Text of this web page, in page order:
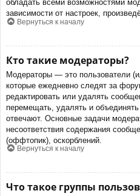
обладать всеми возможностями
зависимости от настроек,
Вернуться к началу
Кто такие модераторы?
Модераторы — это пользователи
которые ежедневно следят за
редактировать или удалять
перемещать, удалять и
отвечают. Основные задачи
несоответствия содержания
(оффтопик), оскорблений.
Вернуться к началу
Что такое группы